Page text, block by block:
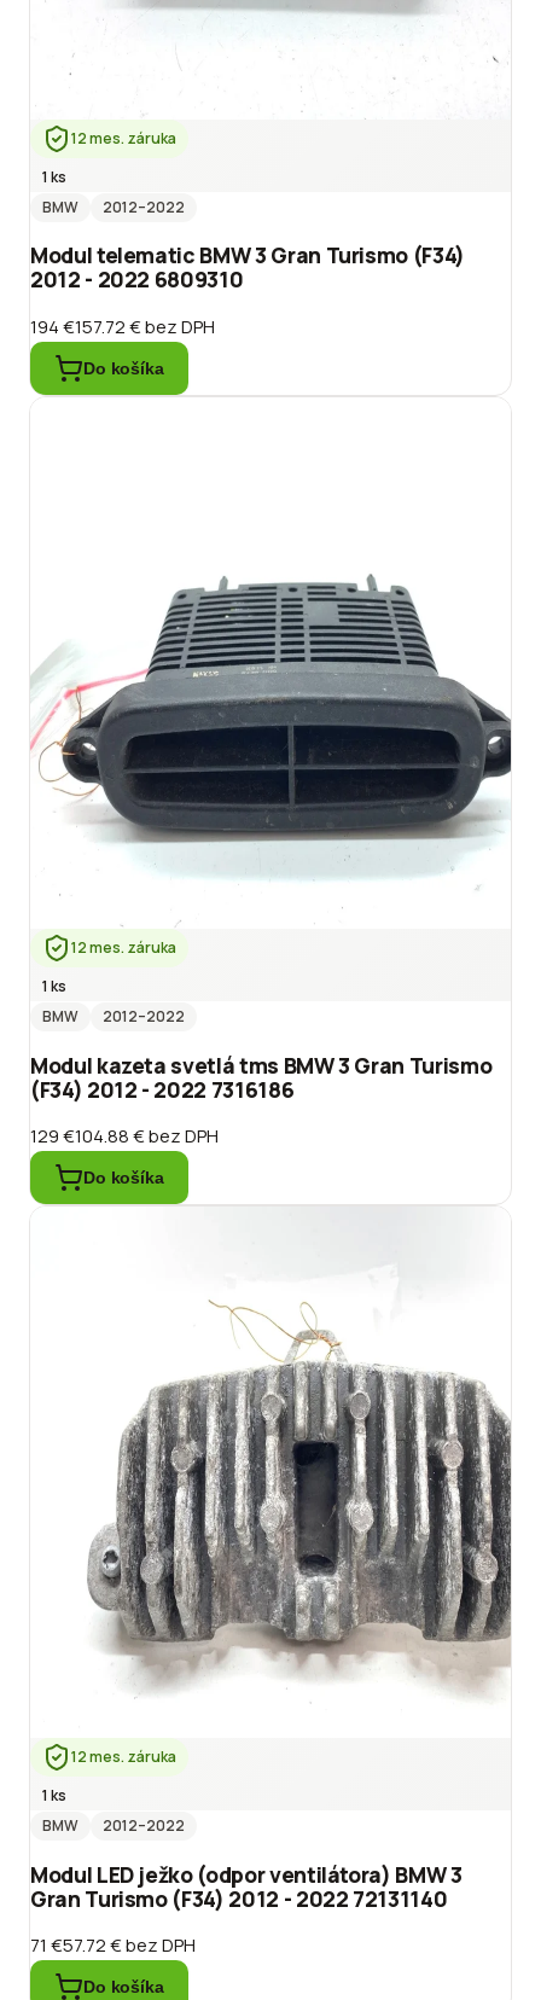
12 mes. záruka
1 ks
BMW
2012–2022
Modul telematic BMW 3 Gran Turismo (F34)
2012 - 2022 6809310
194 €157.72 €bez DPH
Do košíka
12 mes. záruka
1 ks
BMW
2012–2022
Modul kazeta svetlá tms BMW 3 Gran Turismo
(F34) 2012 - 2022 7316186
129 €104.88 €bez DPH
Do košíka
12 mes. záruka
1 ks
BMW
2012–2022
Modul LED ježko (odpor ventilátora) BMW 3
Gran Turismo (F34) 2012 - 2022 72131140
71 €57.72 €bez DPH
Do košíka